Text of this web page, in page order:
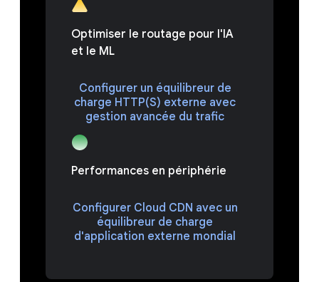
Optimiser le routage pour l'IA
et le ML
Configurer un équilibreur de
charge HTTP(S) externe avec
gestion avancée du trafic
Performances en périphérie
Configurer Cloud CDN avec un
équilibreur de charge
d'application externe mondial